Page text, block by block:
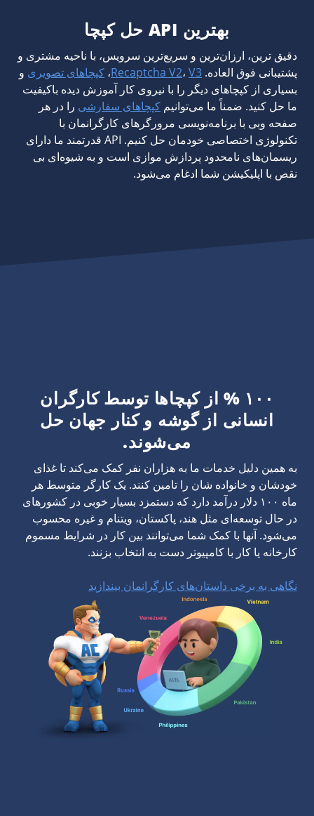
بهترین API حل کپچا
دقیق ترین، ارزان‌ترین و سریع‌ترین سرویس، با ناحیه مشتری و
پشتیبانی فوق العاده.
Recaptcha V2، V3 ، کپچا‌های تصویری و
بسیاری از کپچا‌های دیگر را با نیروی کار آموزش دیده باکیفیت
ما حل کنید. ضمناً ما می‌توانیم کپچاهای سفارشی را در هر
صفحه وبی با برنامه‌نویسی مرورگرهای کارگرانمان با
تکنولوژی اختصاصی خودمان حل کنیم. API قدرتمند ما دارای
ریسمان‌های نامحدود پردازش موازی است و به شیوه‌ای بی
نقص با اپلیکیشن شما ادغام می‌شود.
۱۰۰ % از کپچاها توسط کارگران
انسانی از گوشه و کنار جهان حل
می‌شوند.
به همین دلیل خدمات ما به هزاران نفر کمک می‌کند تا غذای
خودشان و خانواده شان را تامین کنند. یک کارگر متوسط هر
ماه ۱۰۰ دلار درآمد دارد که دستمزد بسیار خوبی در کشورهای
در حال توسعه‌ای مثل هند، پاکستان، ویتنام و غیره محسوب
می‌شود. آنها با کمک شما می‌توانند بین کار در شرایط مسموم
کارخانه یا کار با کامپیوتر دست به انتخاب بزنند.
نگاهی به برخی داستان‌های کارگرانمان بیندازید